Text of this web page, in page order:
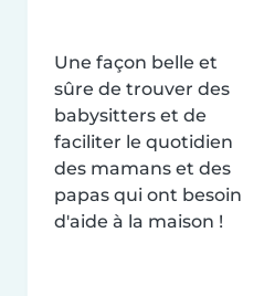
Une façon belle et
sûre de trouver des
babysitters et de
faciliter le quotidien
des mamans et des
papas qui ont besoin
d'aide à la maison !